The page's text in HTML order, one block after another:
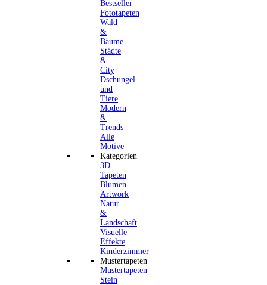
Bestseller
Fototapeten
Wald
&
Bäume
Städte
&
City
Dschungel
und
Tiere
Modern
&
Trends
Alle
Motive
Kategorien
3D
Tapeten
Blumen
Artwork
Natur
&
Landschaft
Visuelle
Effekte
Kinderzimmer
Mustertapeten
Mustertapeten
Stein